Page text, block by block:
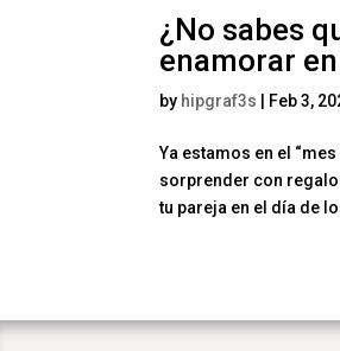
¿No sabes
enamorar
by hipgraf3s Feb 3,
Ya estamos en el
sorprender con
tu pareja en el día de